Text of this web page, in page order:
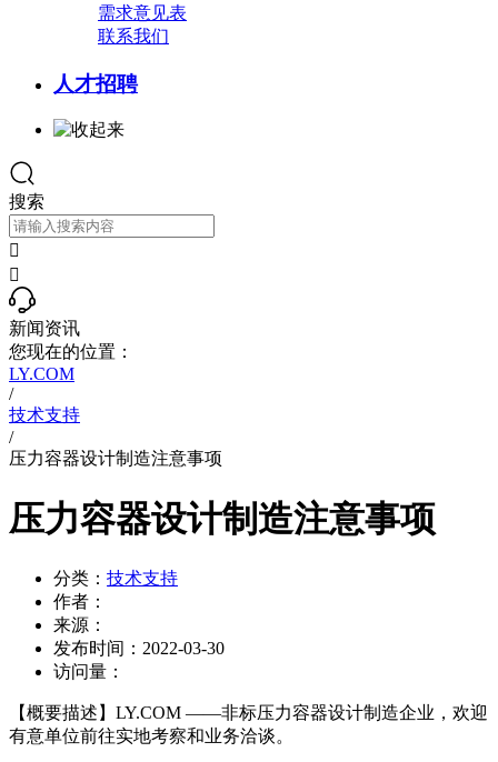
需求意见表
联系我们
人才招聘
搜索


新闻资讯
您现在的位置：
LY.COM
/
技术支持
/
压力容器设计制造注意事项
压力容器设计制造注意事项
分类： 技术支持
作者：
来源：
发布时间： 2022-03-30
访问量：
【概要描述】 LY.COM ——非标压力容器设计制造企业，欢迎
有意单位前往实地考察和业务洽谈。